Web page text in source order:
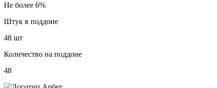
Не более 6%
Штук в поддоне
48 шт
Количество на поддоне
48